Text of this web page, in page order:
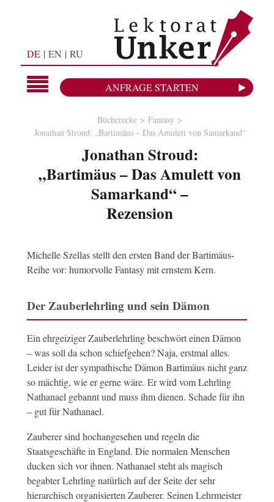
DE EN RU
ANFRAGE STARTEN
Bücherecke
Fantasy
Jonathan Stroud: „Bartimäus – Das Amulett von Samarkand“
Jonathan Stroud:
„Bartimäus – Das Amulett von
Samarkand“ –
Rezension
Michelle Szellas stellt den ersten Band der Bartimäus-
Reihe vor: humorvolle Fantasy mit ernstem Kern.
Der Zauberlehrling und sein Dämon
Ein ehrgeiziger Zauberlehrling beschwört einen Dämon
– was soll da schon schiefgehen? Naja, erstmal alles.
Leider ist der sympathische Dämon Bartimäus nicht ganz
so mächtig, wie er gerne wäre. Er wird vom Lehrling
Nathanael gebannt und muss ihm dienen. Schade für ihn
– gut für Nathanael.
Zauberer sind hochangesehen und regeln die
Staatsgeschäfte in England. Die normalen Menschen
ducken sich vor ihnen. Nathanael steht als magisch
begabter Lehrling natürlich auf der Seite der sehr
hierarchisch organisierten Zauberer. Seinen Lehrmeister